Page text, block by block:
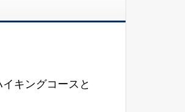
キングコースと